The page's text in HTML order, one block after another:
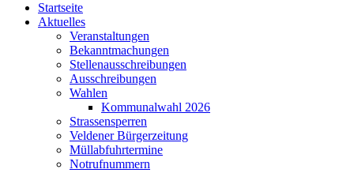
Startseite
Aktuelles
Veranstaltungen
Bekanntmachungen
Stellenausschreibungen
Ausschreibungen
Wahlen
Kommunalwahl 2026
Strassensperren
Veldener Bürgerzeitung
Müllabfuhrtermine
Notrufnummern